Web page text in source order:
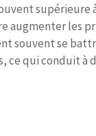
supérieure
augmenter les
souvent se
ce qui conduit à